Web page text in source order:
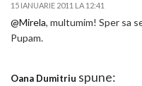
15 IANUARIE 2011 LA 12:41
@Mirela, multumim! Sper sa
Pupam.
Oana Dumitriu spune: